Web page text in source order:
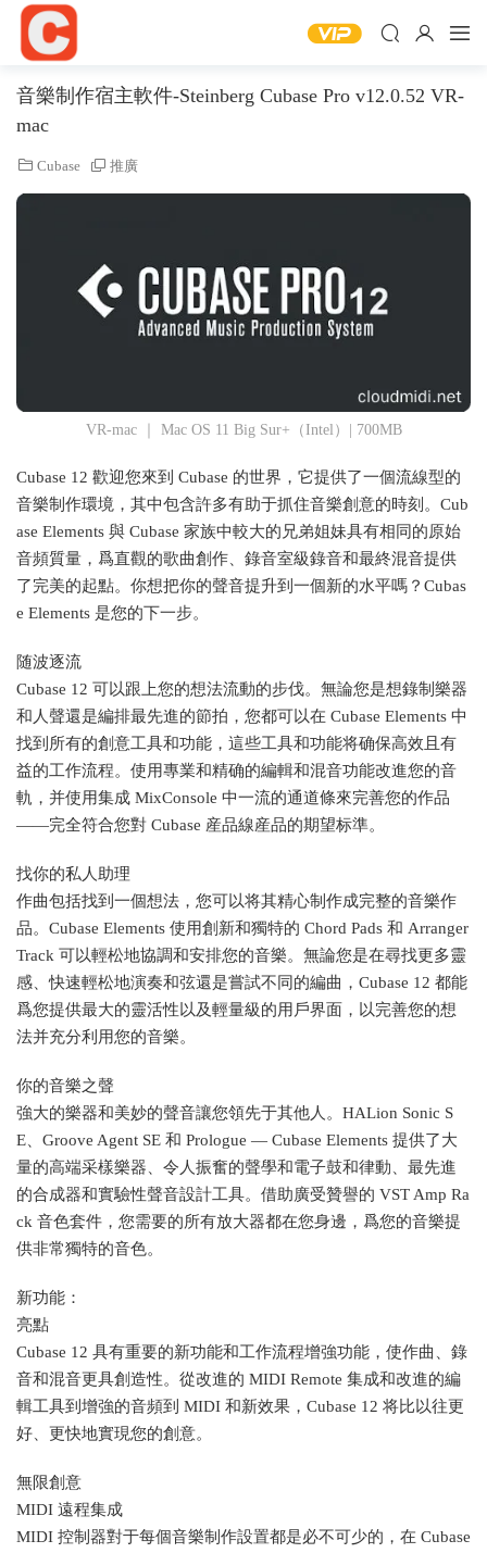
音樂制作宿主軟件-Steinberg Cubase Pro v12.0.52 VR-
mac
Cubase 推廣
VR-mac ｜ Mac OS 11 Big Sur+（Intel）| 700MB
Cubase 12 歡迎您來到 Cubase 的世界，它提供了一個流線型的
音樂制作環境，其中包含許多有助于抓住音樂創意的時刻。Cub
ase Elements 與 Cubase 家族中較大的兄弟姐妹具有相同的原始
音頻質量，爲直觀的歌曲創作、錄音室級錄音和最終混音提供
了完美的起點。你想把你的聲音提升到一個新的水平嗎？Cubas
e Elements 是您的下一步。
随波逐流
Cubase 12 可以跟上您的想法流動的步伐。無論您是想錄制樂器
和人聲還是編排最先進的節拍，您都可以在 Cubase Elements 中
找到所有的創意工具和功能，這些工具和功能将确保高效且有
益的工作流程。使用專業和精确的編輯和混音功能改進您的音
軌，并使用集成 MixConsole 中一流的通道條來完善您的作品
——完全符合您對 Cubase 産品線産品的期望标準。
找你的私人助理
作曲包括找到一個想法，您可以将其精心制作成完整的音樂作
品。Cubase Elements 使用創新和獨特的 Chord Pads 和 Arranger
Track 可以輕松地協調和安排您的音樂。無論您是在尋找更多靈
感、快速輕松地演奏和弦還是嘗試不同的編曲，Cubase 12 都能
爲您提供最大的靈活性以及輕量級的用戶界面，以完善您的想
法并充分利用您的音樂。
你的音樂之聲
強大的樂器和美妙的聲音讓您領先于其他人。HALion Sonic S
E、Groove Agent SE 和 Prologue — Cubase Elements 提供了大
量的高端采樣樂器、令人振奮的聲學和電子鼓和律動、最先進
的合成器和實驗性聲音設計工具。借助廣受贊譽的 VST Amp Ra
ck 音色套件，您需要的所有放大器都在您身邊，爲您的音樂提
供非常獨特的音色。
新功能：
亮點
Cubase 12 具有重要的新功能和工作流程增強功能，使作曲、錄
音和混音更具創造性。從改進的 MIDI Remote 集成和改進的編
輯工具到增強的音頻到 MIDI 和新效果，Cubase 12 将比以往更
好、更快地實現您的創意。
無限創意
MIDI 遠程集成
MIDI 控制器對于每個音樂制作設置都是必不可少的，在 Cubase